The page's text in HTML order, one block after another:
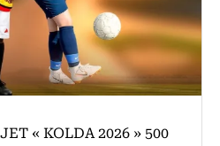
« KOLDA 2026 » 500